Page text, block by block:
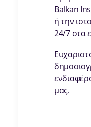
Balkan
ή την
24/7 στα
μας.